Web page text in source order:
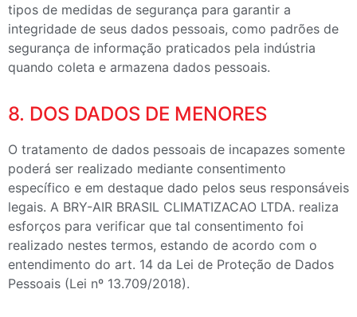
tipos de medidas de segurança para garantir a
integridade de seus dados pessoais, como padrões de
segurança de informação praticados pela indústria
quando coleta e armazena dados pessoais.
8. DOS DADOS DE MENORES
O tratamento de dados pessoais de incapazes somente
poderá ser realizado mediante consentimento
específico e em destaque dado pelos seus responsáveis
legais. A BRY-AIR BRASIL CLIMATIZACAO LTDA. realiza
esforços para verificar que tal consentimento foi
realizado nestes termos, estando de acordo com o
entendimento do art. 14 da Lei de Proteção de Dados
Pessoais (Lei nº 13.709/2018).